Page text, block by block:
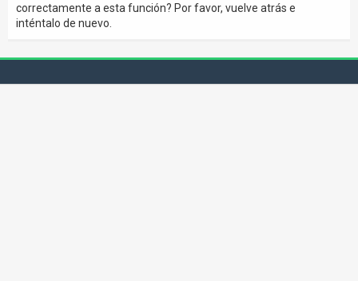
correctamente a esta función? Por favor, vuelve atrás e
inténtalo de nuevo.